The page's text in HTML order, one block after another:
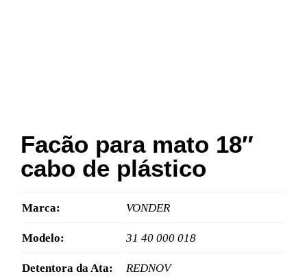
Facão para mato 18″
cabo de plástico
Marca: VONDER
Modelo: 31 40 000 018
Detentora da Ata: REDNOV